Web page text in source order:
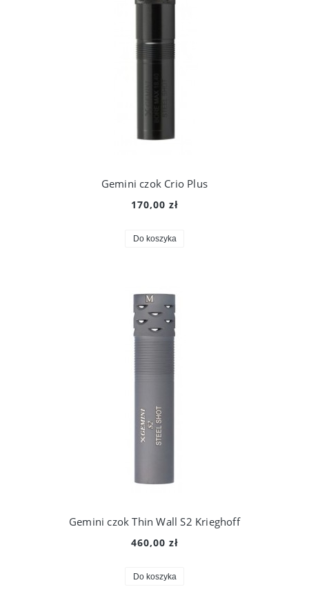
Gemini czok Crio Plus
170,00 zł
Do koszyka
Gemini czok Thin Wall S2 Krieghoff
460,00 zł
Do koszyka